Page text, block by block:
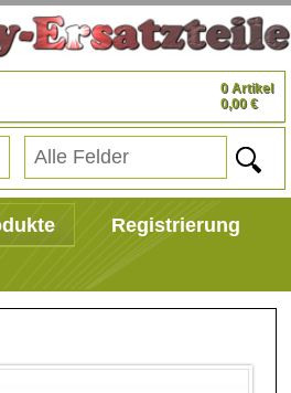
0 Artikel
0,00 €
Registrierung